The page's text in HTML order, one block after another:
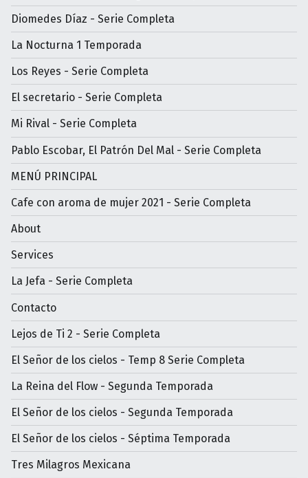
Diomedes Díaz - Serie Completa
La Nocturna 1 Temporada
Los Reyes - Serie Completa
El secretario - Serie Completa
Mi Rival - Serie Completa
Pablo Escobar, El Patrón Del Mal - Serie Completa
MENÚ PRINCIPAL
Cafe con aroma de mujer 2021 - Serie Completa
About
Services
La Jefa - Serie Completa
Contacto
Lejos de Ti 2 - Serie Completa
El Señor de los cielos - Temp 8 Serie Completa
La Reina del Flow - Segunda Temporada
El Señor de los cielos - Segunda Temporada
El Señor de los cielos - Séptima Temporada
Tres Milagros Mexicana